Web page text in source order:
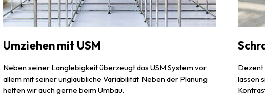
Umziehen mit USM
Neben seiner Langlebigkeit überzeugt das USM System vor
allem mit seiner unglaubliche Variabilität. Neben der Planung
helfen wir auch gerne beim Umbau.
Dezent
lassen